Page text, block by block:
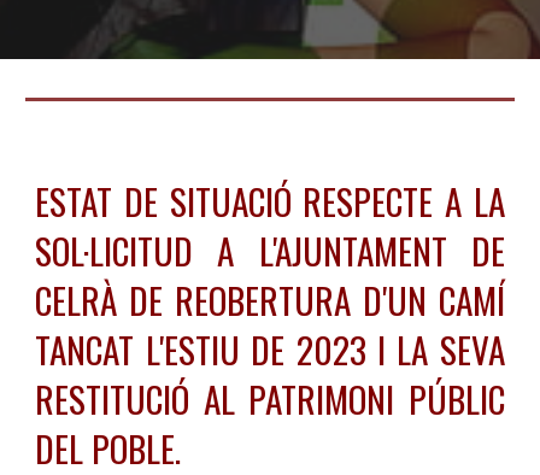
ESTAT DE SITUACIÓ RESPECTE A LA
SOL·LICITUD A L'AJUNTAMENT DE
CELRÀ DE REOBERTURA D'UN CAMÍ
TANCAT L'ESTIU DE 2023 I LA SEVA
RESTITUCIÓ AL PATRIMONI PÚBLIC
DEL POBLE.